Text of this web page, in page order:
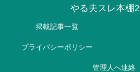
やる夫スレ本棚
掲載記事一覧
プライバシーポリシー
管理人へ連絡